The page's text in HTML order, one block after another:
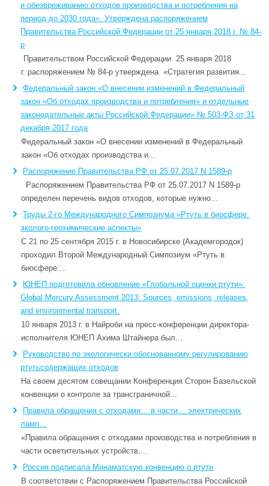
и обезвреживанию отходов производства и потребления на
период до 2030 года». Утверждена распоряжением
Правительства Российской Федерации от 25 января 2018 г. № 84-
р
Правительством Российской Федерации 25 января 2018
г. распоряжением № 84-р утверждена «Стратегия развития...
Федеральный закон «О внесении изменений в Федеральный
закон «Об отходах производства и потребления» и отдельные
законодательные акты Российской Федерации» № 503-ФЗ от 31
декабря 2017 года
Федеральный закон «О внесении изменений в Федеральный
закон «Об отходах производства и...
Распоряжение Правительства РФ от 25.07.2017 N 1589-р
Распоряжением Правительства РФ от 25.07.2017 N 1589-р
определен перечень видов отходов, которые нужно...
Труды 2-го Международного Симпозиума «Ртуть в биосфере:
эколого-геохимические аспекты»
С 21 по 25 сентября 2015 г. в Новосибирске (Академгородок)
проходил Второй Международный Симпозиум «Ртуть в
биосфере:...
ЮНЕП подготовила обновление «Глобальной оценки ртути»:
Global Mercury Assessment 2013: Sources, emissions, releases,
and environmental transport.
10 января 2013 г. в Найроби на пресс-конференции директора-
исполнителя ЮНЕП Ахима Штайнера был...
Руководство по экологически обоснованному регулированию
ртутьсодержащих отходов
На своем десятом совещании Конференция Сторон Базельской
конвенции о контроле за трансграничной...
Правила обращения с отходами… в части… электрических
ламп…
«Правила обращения с отходами производства и потребления в
части осветительных устройств,...
Россия подписала Минаматскую конвенцию о ртути
В соответствии с Распоряжением Правительства Российской